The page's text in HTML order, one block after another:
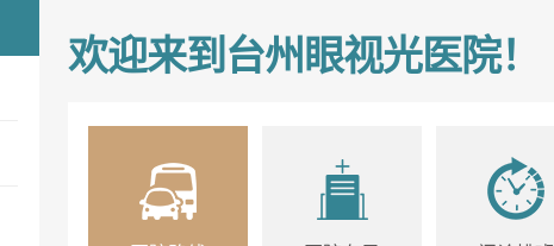
欢迎来到台州眼视光医院！